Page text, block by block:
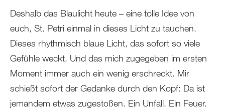
Deshalb das Blaulicht heute – eine tolle Idee von
euch, St. Petri einmal in dieses Licht zu tauchen.
Dieses rhythmisch blaue Licht, das sofort so viele
Gefühle weckt. Und das mich zugegeben im ersten
Moment immer auch ein wenig erschreckt. Mir
schießt sofort der Gedanke durch den Kopf: Da ist
jemandem etwas zugestoßen. Ein Unfall. Ein Feuer.